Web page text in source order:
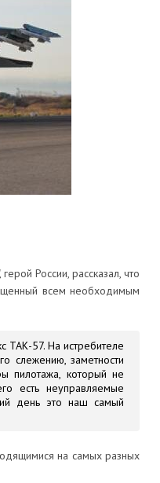
России, рассказал, что
всем необходимым
ТАК-57. На истребителе
слежению, заметности
пилотажа, который не
есть неуправляемые
день это наш самый
на самых разных